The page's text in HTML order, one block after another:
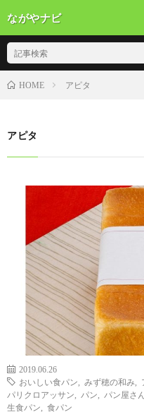
ながやナビ
HOME アピタ
アピタ
2019.06.26
おいしい食パン
みず穂の和み
パリクロアッサン
パン パン屋さん
生食パン
食パン